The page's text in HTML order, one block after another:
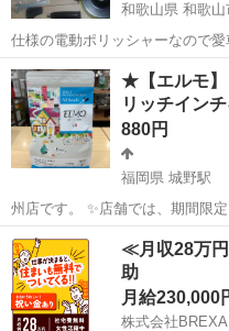
和歌山県 和歌山
仕様の電動ポリッシャーなので愛
に？ YouTub…
和歌山 和歌山市 外装、
★【エルモ
リッチイン
880円
福岡県 城野駅
州店です。 ✨️店舗では、期間限
している商品も…
福岡 北九州市 城野駅
≪月収28万
助
月給230,000
株式会社